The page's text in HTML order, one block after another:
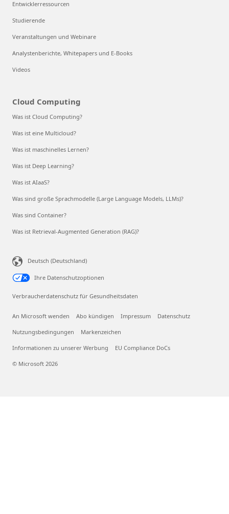
Entwicklerressourcen
Studierende
Veranstaltungen und Webinare
Analystenberichte, Whitepapers und E-Books
Videos
Cloud Computing
Was ist Cloud Computing?
Was ist eine Multicloud?
Was ist maschinelles Lernen?
Was ist Deep Learning?
Was ist AIaaS?
Was sind große Sprachmodelle (Large Language Models, LLMs)?
Was sind Container?
Was ist Retrieval-Augmented Generation (RAG)?
Deutsch (Deutschland)
Ihre Datenschutzoptionen
Verbraucherdatenschutz für Gesundheitsdaten
An Microsoft wenden Abo kündigen Impressum Datenschutz
Nutzungsbedingungen Markenzeichen
Informationen zu unserer Werbung EU Compliance DoCs
© Microsoft 2026